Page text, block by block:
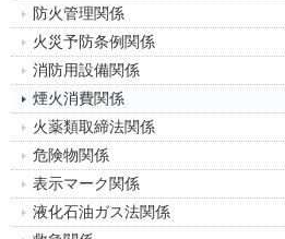
防火管理関係
火災予防条例関係
消防用設備関係
煙火消費関係
火薬類取締法関係
危険物関係
表示マーク関係
液化石油ガス法関係